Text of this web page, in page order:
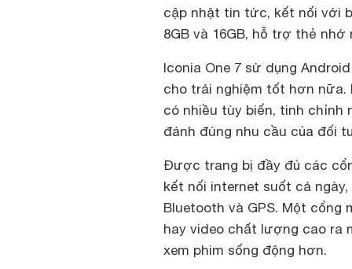
cập nhật tin tức, kết nối với
8GB và 16GB, hỗ trợ thẻ nhớ
Iconia One 7 sử dụng
cho trải nghiệm tốt hơn nữa.
có nhiều tùy biến, tinh chỉnh
đánh đúng nhu cầu của đối
Được trang bị đầy đủ các
kết nối internet suốt cả
Bluetooth và GPS. Một cổng
hay video chất lượng cao ra
xem phim sống động hơn.